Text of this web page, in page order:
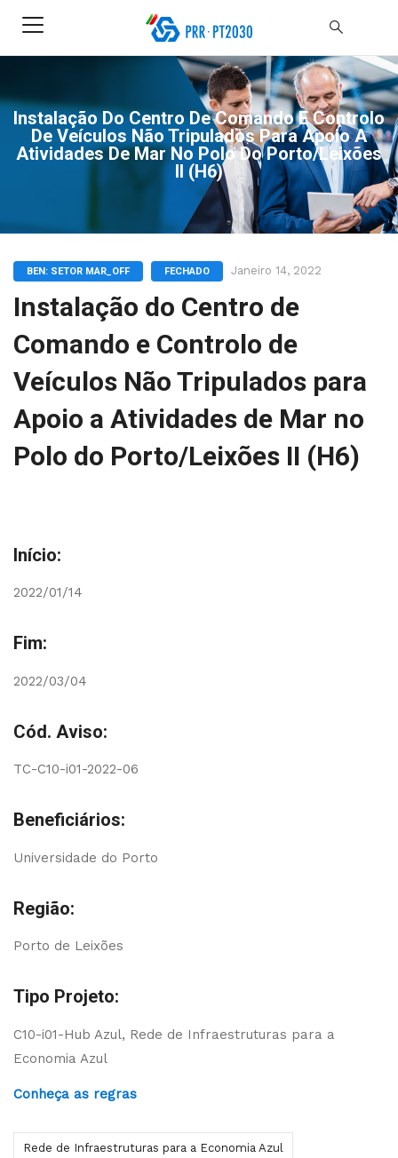
Instalação Do Centro De Comando E Controlo
De Veículos Não Tripulados Para Apoio A
Atividades De Mar No Polo Do Porto/Leixões
II (H6)
BEN: SETOR MAR_OFF FECHADO Janeiro 14, 2022
Instalação do Centro de
Comando e Controlo de
Veículos Não Tripulados para
Apoio a Atividades de Mar no
Polo do Porto/Leixões II (H6)
Início:
2022/01/14
Fim:
2022/03/04
Cód. Aviso:
TC-C10-i01-2022-06
Beneficiários:
Universidade do Porto
Região:
Porto de Leixões
Tipo Projeto:
C10-i01-Hub Azul, Rede de Infraestruturas para a
Economia Azul
Conheça as regras
Rede de Infraestruturas para a Economia Azul